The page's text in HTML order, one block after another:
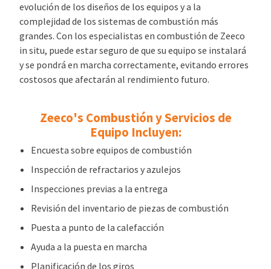
evolución de los diseños de los equipos y a la
complejidad de los sistemas de combustión más
grandes. Con los especialistas en combustión de Zeeco
in situ, puede estar seguro de que su equipo se instalará
y se pondrá en marcha correctamente, evitando errores
costosos que afectarán al rendimiento futuro.
Zeeco's Combustión y Servicios de
Equipo Incluyen:
Encuesta sobre equipos de combustión
Inspección de refractarios y azulejos
Inspecciones previas a la entrega
Revisión del inventario de piezas de combustión
Puesta a punto de la calefacción
Ayuda a la puesta en marcha
Planificación de los giros